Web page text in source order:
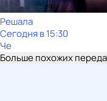
Решала
Сегодня в 15:30
Че
Больше похожих